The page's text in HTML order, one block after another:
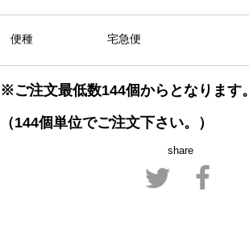
便種 宅急便
※ご注文最低数144個からとなります。
（144個単位でご注文下さい。）
share